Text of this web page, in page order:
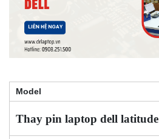
Model
Thay pin laptop dell latitude